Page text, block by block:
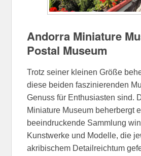
Andorra Miniature
Postal Museum
Trotz seiner kleinen Größe
diese beiden faszinierenden
Genuss für Enthusiasten sind.
Miniature Museum beherbergt
beeindruckende Sammlung
Kunstwerke und Modelle, die
akribischem Detailreichtum